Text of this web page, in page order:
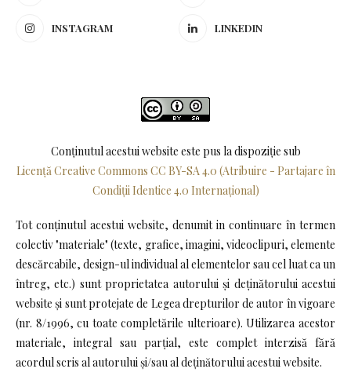
INSTAGRAM LINKEDIN
Conținutul acestui website este pus la dispoziţie sub
Licență Creative Commons CC BY-SA 4.0 (Atribuire - Partajare în
Condiții Identice 4.0 Internațional)
Tot conținutul acestui website, denumit in continuare în termen
colectiv "materiale" (texte, grafice, imagini, videoclipuri, elemente
descărcabile, design-ul individual al elementelor sau cel luat ca un
întreg, etc.) sunt proprietatea autorului și deținătorului acestui
website și sunt protejate de Legea drepturilor de autor în vigoare
(nr. 8/1996, cu toate completările ulterioare). Utilizarea acestor
materiale, integral sau parțial, este complet interzisă fără
acordul scris al autorului și/sau al deținătorului acestui website.